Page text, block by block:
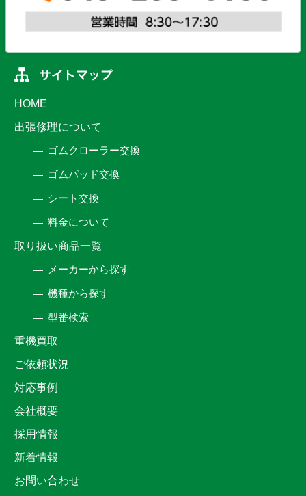
HOME
出張修理について
ゴムクローラー交換
ゴムパッド交換
シート交換
料金について
取り扱い商品一覧
メーカーから探す
機種から探す
型番検索
重機買取
ご依頼状況
対応事例
会社概要
採用情報
新着情報
お問い合わせ